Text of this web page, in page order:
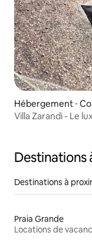
Hébergement ⋅
Villa Zarandi - Le
Destinations
Destinations à
Praia Grande
Locations de